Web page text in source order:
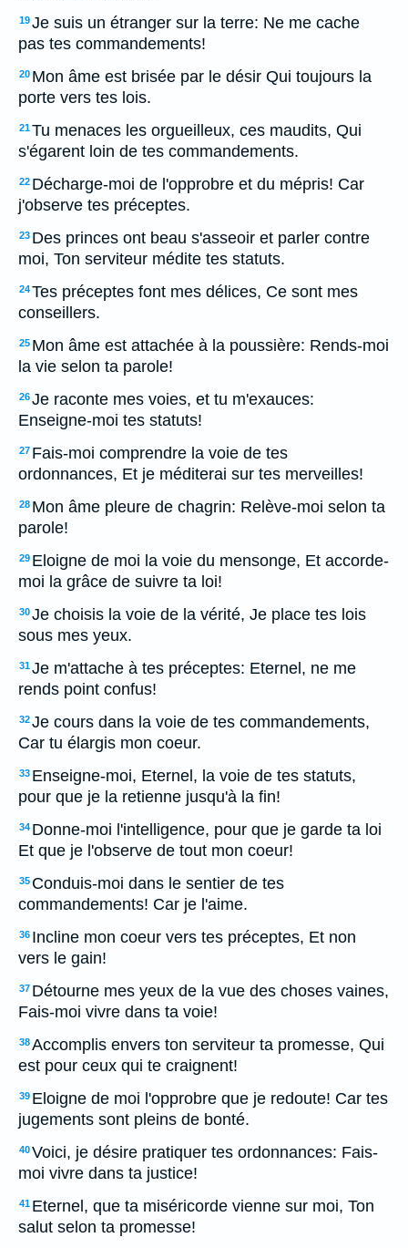
19Je suis un étranger sur la terre: Ne me cache
pas tes commandements!
20 Mon âme est brisée par le désir Qui toujours la
porte vers tes lois.
21Tu menaces les orgueilleux, ces maudits, Qui
s'égarent loin de tes commandements.
22 Décharge-moi de l'opprobre et du mépris! Car
j'observe tes préceptes.
23 Des princes ont beau s'asseoir et parler contre
moi, Ton serviteur médite tes statuts.
24Tes préceptes font mes délices, Ce sont mes
conseillers.
25 Mon âme est attachée à la poussière: Rends-moi
la vie selon ta parole!
26Je raconte mes voies, et tu m'exauces:
Enseigne-moi tes statuts!
27 Fais-moi comprendre la voie de tes
ordonnances, Et je méditerai sur tes merveilles!
28 Mon âme pleure de chagrin: Relève-moi selon ta
parole!
29 Eloigne de moi la voie du mensonge, Et accorde-
moi la grâce de suivre ta loi!
30Je choisis la voie de la vérité, Je place tes lois
sous mes yeux.
31Je m'attache à tes préceptes: Eternel, ne me
rends point confus!
32Je cours dans la voie de tes commandements,
Car tu élargis mon coeur.
33 Enseigne-moi, Eternel, la voie de tes statuts,
pour que je la retienne jusqu'à la fin!
34 Donne-moi l'intelligence, pour que je garde ta loi
Et que je l'observe de tout mon coeur!
35 Conduis-moi dans le sentier de tes
commandements! Car je l'aime.
36 Incline mon coeur vers tes préceptes, Et non
vers le gain!
37 Détourne mes yeux de la vue des choses vaines,
Fais-moi vivre dans ta voie!
38Accomplis envers ton serviteur ta promesse, Qui
est pour ceux qui te craignent!
39 Eloigne de moi l'opprobre que je redoute! Car tes
jugements sont pleins de bonté.
40Voici, je désire pratiquer tes ordonnances: Fais-
moi vivre dans ta justice!
41 Eternel, que ta miséricorde vienne sur moi, Ton
salut selon ta promesse!